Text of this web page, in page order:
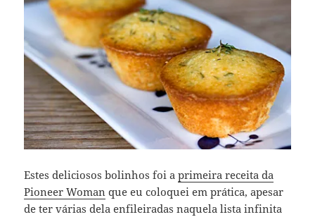
Estes deliciosos bolinhos foi aprimeira receita da
Pioneer Woman que eu coloquei em prática, apesar
de ter várias dela enfileiradas naquela lista infinita